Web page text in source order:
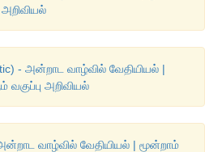
- அன்றாட வாழ்வில் வேதியியல் |
அறிவியல்
வாழ்வில் வேதியியல் | மூன்றாம்